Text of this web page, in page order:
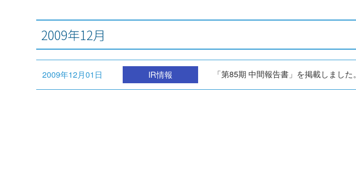
2009年12月
2009年12月01日 IR情報 「第85期 中間報告書」を掲載しました。